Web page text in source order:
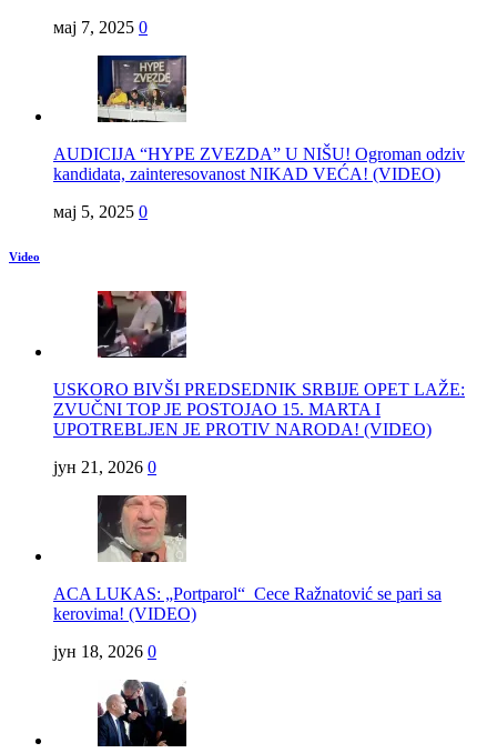
мај 7, 2025 0
AUDICIJA “HYPE ZVEZDA” U NIŠU! Ogroman odziv
kandidata, zainteresovanost NIKAD VEĆA! (VIDEO)
мај 5, 2025 0
Video
USKORO BIVŠI PREDSEDNIK SRBIJE OPET LAŽE:
ZVUČNI TOP JE POSTOJAO 15. MARTA I
UPOTREBLJEN JE PROTIV NARODA! (VIDEO)
јун 21, 2026 0
ACA LUKAS: „Portparol“ Cece Ražnatović se pari sa
kerovima! (VIDEO)
јун 18, 2026 0